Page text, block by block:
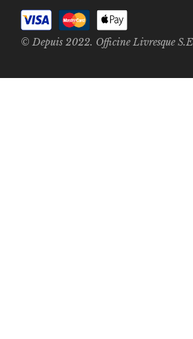
© Depuis 2022. Officine Livresque